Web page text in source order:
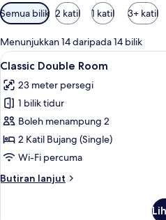
Penapis
yang
tersedia
untuk
bilik
Semua bilik 2 katil 1 katil 3+ katil
Menunjukkan 14 daripada 14 bilik
Lihat
semua
foto
untuk
Classic
Double
Room
6
Classic Double Room
23 meter persegi
1 bilik tidur
Boleh menampung 2
2 Katil Bujang (Single)
Wi-Fi percuma
Butiran lanjut
Butiran